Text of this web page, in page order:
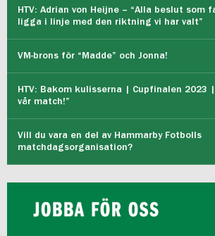
HTV: Adrian von Heijne – “Alla beslut som
ligga i linje med den riktning vi har valt”
VM-brons för “Madde” och Jonna!
HTV: Bakom kulisserna | Cupfinalen 2023
vår match!”
Vill du vara en del av Hammarby Fotbolls
matchdagsorganisation?